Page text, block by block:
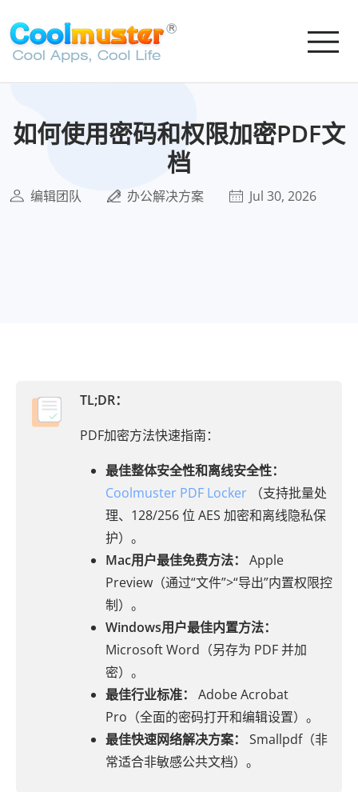
如何使用密码和权限加密PDF文
档
编辑团队 办公解决方案 Jul 30, 2026
TL;DR：
PDF加密方法快速指南：
最佳整体安全性和离线安全性：
Coolmuster PDF Locker （支持批量处
理、128/256 位 AES 加密和离线隐私保
护）。
Mac用户最佳免费方法：
Apple
Preview（通过“文件”>“导出”内置权限控
制）。
Windows用户最佳内置方法：
Microsoft Word（另存为 PDF 并加
密）。
最佳行业标准：
Adobe Acrobat
Pro（全面的密码打开和编辑设置）。
最佳快速网络解决方案：
Smallpdf（非
常适合非敏感公共文档）。